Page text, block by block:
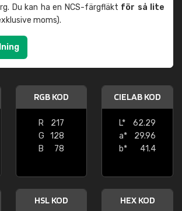
Du kan ha en NCS-färgfläkt för så lite
moms).
RGB KOD
R
217
G
128
B
78
CIELAB KOD
L*
62.29
a*
29.96
b*
41.4
HSL KOD HEX KOD